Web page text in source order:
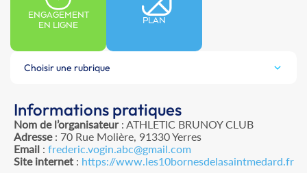
ENGAGEMENT
EN LIGNE
PLAN
Choisir une rubrique
Informations pratiques
Nom de l’organisateur: ATHLETIC BRUNOY CLUB
Adresse: 70 Rue Molière, 91330 Yerres
Email: frederic.vogin.abc@gmail.com
Site internet: https://www.les10bornesdelasaintmedard.fr